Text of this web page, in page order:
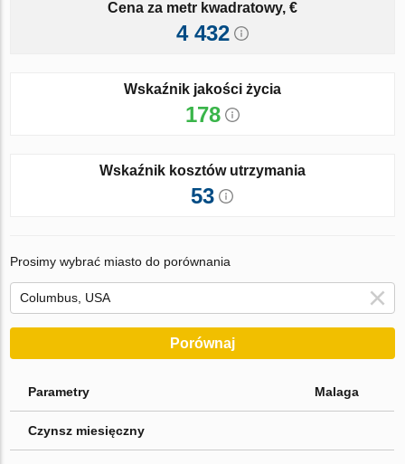
Cena za metr kwadratowy, €
4 432
Wskaźnik jakości życia
178
Wskaźnik kosztów utrzymania
53
Prosimy wybrać miasto do porównania
Porównaj
Parametry Malaga
Czynsz miesięczny